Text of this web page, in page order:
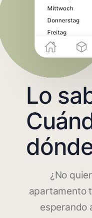
Lo
¿No
apartamento
esperando